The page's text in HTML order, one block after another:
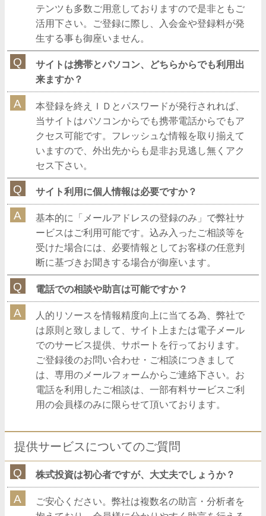
テンツも多数ご用意しておりますので是非ともご
活用下さい。ご登録に際し、入会金や登録料が発
生する事も御座いません。
サイトは携帯とパソコン、どちらからでも利用出
来ますか？
本登録を終えＩＤとパスワードが発行されれば、
当サイトはパソコンからでも携帯電話からでもア
クセス可能です。フレッシュな情報を取り揃えて
いますので、外出先からも是非お見逃し無くアク
セス下さい。
サイト利用に個人情報は必要ですか？
基本的に「メールアドレスの登録のみ」で弊社サ
ービスはご利用可能です。込み入ったご相談等を
受けた場合には、必要情報としてお客様の任意判
断に基づきお聞きする場合が御座います。
電話での相談や助言は可能ですか？
人的リソースを情報精度向上に当てる為、弊社で
は原則と致しまして、サイト上または電子メール
でのサービス提供、サポートを行っております。
ご登録後のお問い合わせ・ご相談につきまして
は、専用のメールフォームからご連絡下さい。お
電話を利用したご相談は、一部有料サービスご利
用の会員様のみに限らせて頂いております。
提供サービスについてのご質問
株式投資は初心者ですが、大丈夫でしょうか？
ご安心ください。弊社は複数名の助言・分析者を